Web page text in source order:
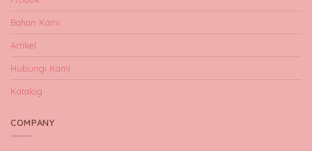
Bahan Kami
Artikel
Hubungi Kami
Katalog
COMPANY